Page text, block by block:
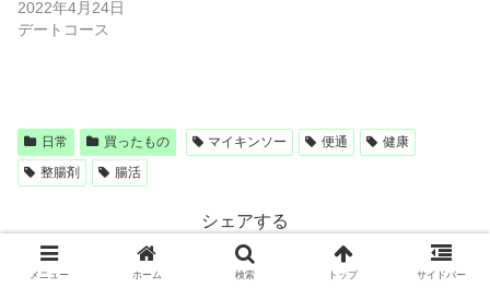
2022年4月24日
デートコース
日常 買ったもの マイキンソー 便通
健康
整腸剤
腸活
シェアする
Facebook
メニュー ホーム 検索 トップ サイドバー